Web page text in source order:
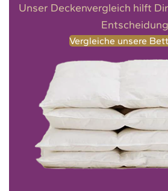
Unser Deckenvergleich hilft
Entscheidung
Vergleiche unsere